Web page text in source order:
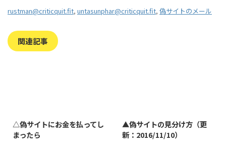
rustman@criticquit.fit, untasunphar@criticquit.fit, 偽サイトのメール
関連記事
△偽サイトにお金を払ってし
まったら
▲偽サイトの見分け方（更
新：2016/11/10）